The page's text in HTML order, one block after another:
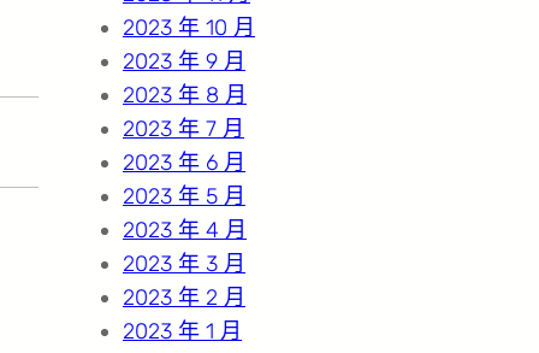
2023 年 10 月
2023 年 9 月
2023 年 8 月
2023 年 7 月
2023 年 6 月
2023 年 5 月
2023 年 4 月
2023 年 3 月
2023 年 2 月
2023 年 1 月